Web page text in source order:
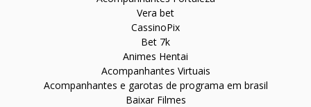
Vera bet
CassinoPix
Bet 7k
Animes Hentai
Acompanhantes Virtuais
Acompanhantes e garotas de programa em brasil
Baixar Filmes